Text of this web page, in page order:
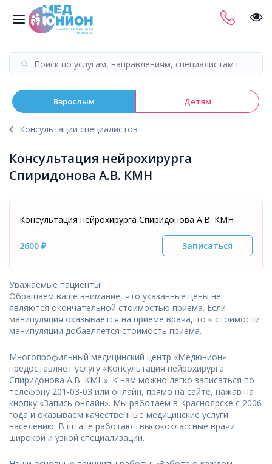
Взрослым Детям
Консультации специалистов
Консультация нейрохирурга
Спиридонова А.В. КМН
Консультация нейрохирурга Спиридонова А.В. КМН
2600 ₽ Записаться
Уважаемые пациенты!
Обращаем ваше внимание, что указанные цены не
являются окончательной стоимостью приема. Если
манипуляция оказывается на приеме врача, то к стоимости
манипуляции добавляется стоимость приема.
Многопрофильный медицинский центр «Медюнион»
предоставляет услугу «Консультация нейрохирурга
Спиридонова А.В. КМН». К нам можно легко записаться по
телефону 201-03-03 или онлайн, прямо на сайте, нажав на
кнопку «Запись онлайн». Мы работаем в Красноярске с 2006
года и оказываем качественные медицинские услуги
населению. В штате работают высококлассные врачи
широкой и узкой специализации.